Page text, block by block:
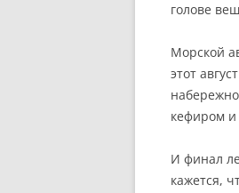
голове
Морской
этот
кефиром
И финал
кажется,